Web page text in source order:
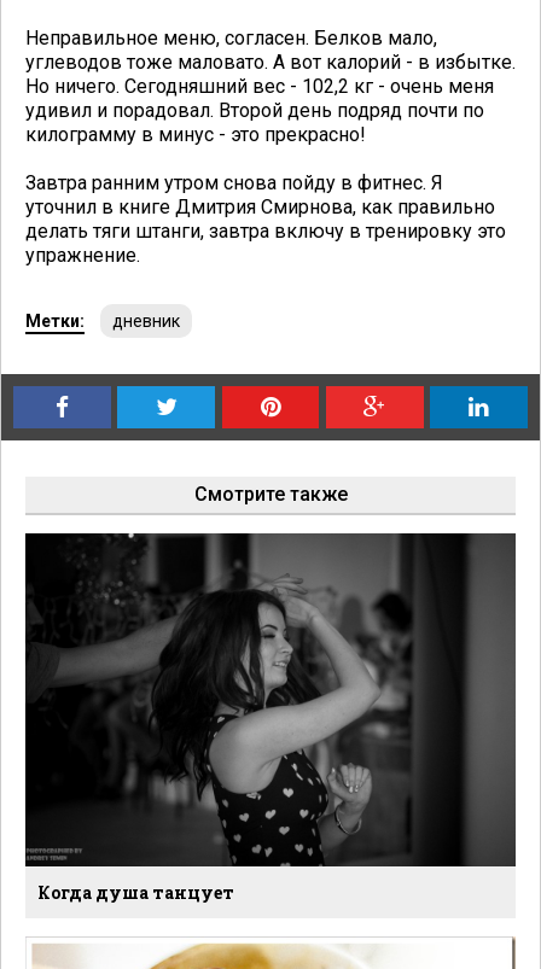
Неправильное меню, согласен. Белков мало,
углеводов тоже маловато. А вот калорий - в избытке.
Но ничего. Сегодняшний вес - 102,2 кг - очень меня
удивил и порадовал. Второй день подряд почти по
килограмму в минус - это прекрасно!
Завтра ранним утром снова пойду в фитнес. Я
уточнил в книге Дмитрия Смирнова, как правильно
делать тяги штанги, завтра включу в тренировку это
упражнение.
Метки: дневник
Смотрите также
Когда душа танцует